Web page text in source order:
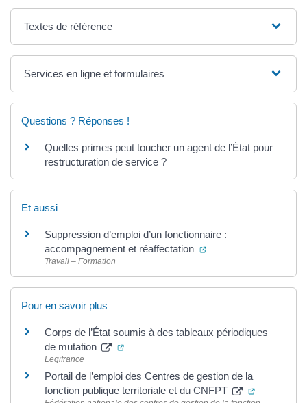
Textes de référence
Services en ligne et formulaires
Questions ? Réponses !
Quelles primes peut toucher un agent de l’État pour
restructuration de service ?
Et aussi
Suppression d’emploi d’un fonctionnaire :
accompagnement et réaffectation
(ouverture dans un
Travail – Formation
Pour en savoir plus
Corps de l’État soumis à des tableaux périodiques
de mutation
(ouverture dans un nouvel onglet)
Legifrance
Portail de l’emploi des Centres de gestion de la
fonction publique territoriale et du CNFPT
(ouverture